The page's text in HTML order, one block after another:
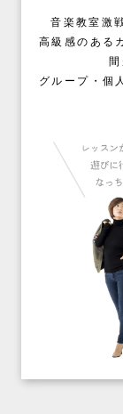
音楽教室激
高級感のある
グループ・個